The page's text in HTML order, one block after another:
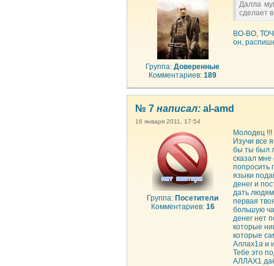
Группа:Доверенные
Комментариев:189
Далла
сделает
ВО-ВО,
он,
№ 7 написал: al-amd
16 января 2011, 17:54
Группа: Посетители
Комментариев: 16
Молодец !!!
Изучи все
бы ты был
сказал мне
попросить
языки
денег и
дать
первая
большую
денег нет
которые
которые
Аллах1а и
Тебе это
АЛЛАХ1